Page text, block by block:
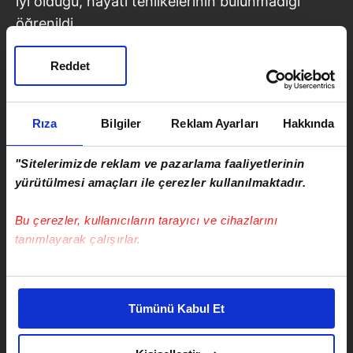
Rıza Bilgiler Reklam Ayarları Hakkında
"Sitelerimizde reklam ve pazarlama faaliyetlerinin
yürütülmesi amaçları ile çerezler kullanılmaktadır.
Bu çerezler, kullanıcıların tarayıcı ve cihazlarını
tanımlayarak çalışırlar.
Bu çerezlere izin vermeniz halinde sizlere özel
daha iyi reklam deneyimi yaşatabiliriz. Bunu yaparken
amacımızın size daha iyi bir reklam deneyimi sunmak
Tümünü Kabul Et
Reddet
öğrenildi.